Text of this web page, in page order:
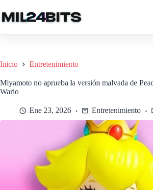
al
contenido
Inicio Entretenimiento
Miyamoto no aprueba la versión malvada de
Wario
Ene 23, 2026 Entretenimiento